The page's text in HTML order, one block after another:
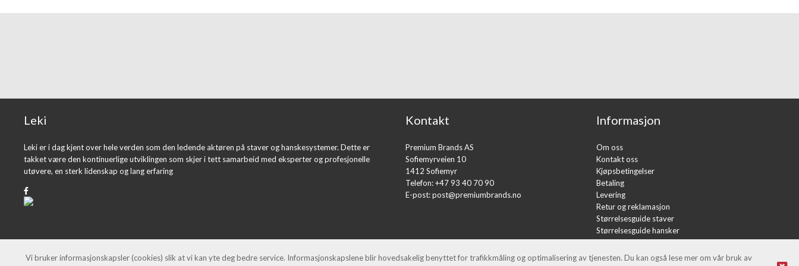
Leki
Leki er i dag kjent over hele verden som den ledende aktøren på staver og hanskesystemer. Dette er
takket være den kontinuerlige utviklingen som skjer i tett samarbeid med eksperter og profesjonelle
utøvere, en sterk lidenskap og lang erfaring
Kontakt
Premium Brands AS
Sofiemyrveien 10
1412 Sofiemyr
Telefon: +47 93 40 70 90
E-post:post@premiumbrands.no
Informasjon
Om oss
Kontakt oss
Kjøpsbetingelser
Betaling
Levering
Retur og reklamasjon
Størrelsesguide staver
Størrelsesguide hansker
Artikler
Vi bruker informasjonskapsler (cookies) slik at vi kan yte deg bedre service. Informasjonskapslene blir hovedsakelig benyttet for trafikkmåling og optimalisering av tjenesten. Du kan også lese mer om vår bruk av